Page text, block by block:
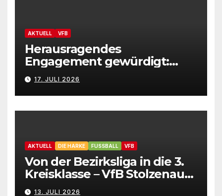
AKTUELL VFB
Herausragendes
Engagement gewürdigt:
Marion Hahn ist
Ehrenamtliche des Jahres
2025 der Gemeinde
Stolzenau!
17. JULI 2026
AKTUELL DIE HARKE FUSSBALL VFB
Von der Bezirksliga in die 3.
Kreisklasse – VfB Stolzenau
präsentiert Neuzugänge
13. JULI 2026